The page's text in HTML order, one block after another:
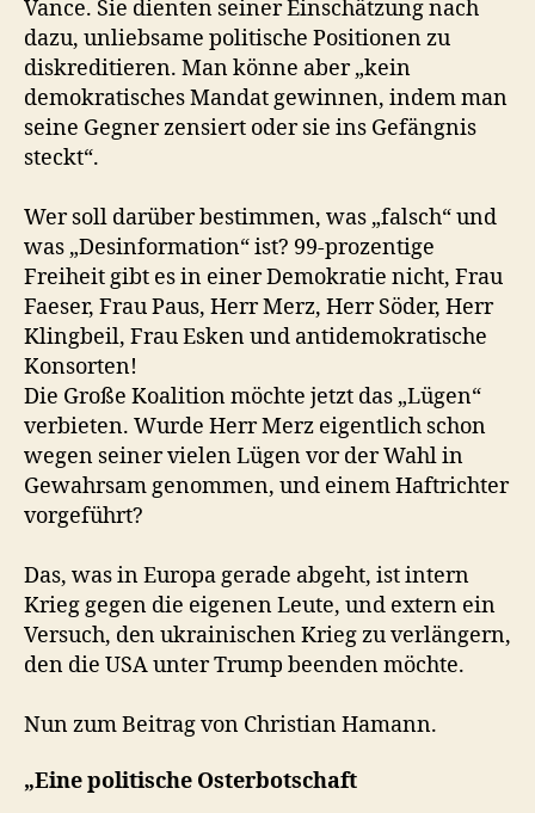
Vance. Sie dienten seiner Einschätzung nach
dazu, unliebsame politische Positionen zu
diskreditieren. Man könne aber „kein
demokratisches Mandat gewinnen, indem man
seine Gegner zensiert oder sie ins Gefängnis
steckt“.
Wer soll darüber bestimmen, was „falsch“ und
was „Desinformation“ ist? 99-prozentige
Freiheit gibt es in einer Demokratie nicht, Frau
Faeser, Frau Paus, Herr Merz, Herr Söder, Herr
Klingbeil, Frau Esken und antidemokratische
Konsorten!
Die Große Koalition möchte jetzt das „Lügen“
verbieten. Wurde Herr Merz eigentlich schon
wegen seiner vielen Lügen vor der Wahl in
Gewahrsam genommen, und einem Haftrichter
vorgeführt?
Das, was in Europa gerade abgeht, ist intern
Krieg gegen die eigenen Leute, und extern ein
Versuch, den ukrainischen Krieg zu verlängern,
den die USA unter Trump beenden möchte.
Nun zum Beitrag von Christian Hamann.
„Eine politische Osterbotschaft